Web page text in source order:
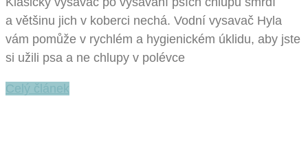
a většinu jich v koberci nechá. Vodní vysavač Hyla
vám pomůže v rychlém a hygienickém úklidu, aby jste
si užili psa a ne chlupy v polévce
Celý článek